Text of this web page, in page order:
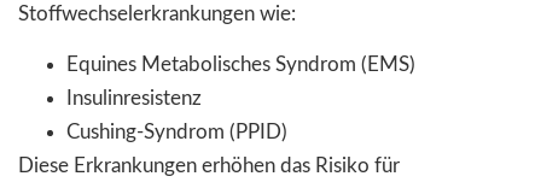
Stoffwechselerkrankungen wie:
Equines Metabolisches Syndrom (EMS)
Insulinresistenz
Cushing-Syndrom (PPID)
Diese Erkrankungen erhöhen das Risiko für